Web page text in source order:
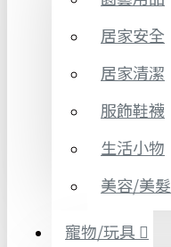
居家安全
居家清潔
服飾鞋襪
生活小物
美容/美髮
寵物/玩具